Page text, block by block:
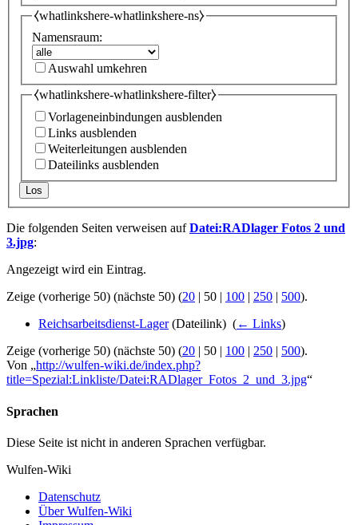
⧼whatlinkshere-whatlinkshere-ns⧽
Namensraum:
Auswahl umkehren
⧼whatlinkshere-whatlinkshere-filter⧽
Vorlageneinbindungen ausblenden
Links ausblenden
Weiterleitungen ausblenden
Dateilinks ausblenden
Los
Die folgenden Seiten verweisen aufDatei:RADlager Fotos 2 und
3.jpg:
Angezeigt wird ein Eintrag.
Zeige (vorherige 50) (nächste 50) (20 | 50 | 100 | 250 | 500).
Reichsarbeitsdienst-Lager(Dateilink) ‎ (← Links)
Zeige (vorherige 50) (nächste 50) (20 | 50 | 100 | 250 | 500).
Von „http://wulfen-wiki.de/index.php?
title=Spezial:Linkliste/Datei:RADlager_Fotos_2_und_3.jpg“
Sprachen
Diese Seite ist nicht in anderen Sprachen verfügbar.
Wulfen-Wiki
Datenschutz
Über Wulfen-Wiki